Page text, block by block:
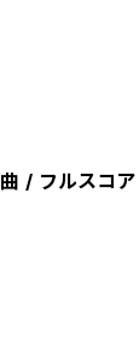
/ フルスコア